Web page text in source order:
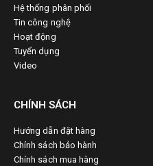
Hệ thống phân phối
Tin công nghệ
Hoạt động
Tuyển dụng
Video
CHÍNH SÁCH
Hướng dẫn đặt hàng
Chính sách bảo hành
Chính sách mua hàng